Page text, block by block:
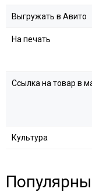
Выгружать в Авито
На печать
Ссылка на товар в
Культура